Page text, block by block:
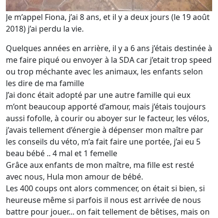
Je m’appel Fiona, j’ai 8 ans, et il y a deux jours (le 19 août
2018) j’ai perdu la vie.
Quelques années en arrière, il y a 6 ans j’étais destinée à
me faire piqué ou envoyer à la SDA car j’etait trop speed
ou trop méchante avec les animaux, les enfants selon
les dire de ma famille
J’ai donc était adopté par une autre famille qui eux
m’ont beaucoup apporté d’amour, mais j’étais toujours
aussi fofolle, à courir ou aboyer sur le facteur, les vélos,
j’avais tellement d’énergie à dépenser mon maître par
les conseils du véto, m’a fait faire une portée, j’ai eu 5
beau bébé .. 4 mal et 1 femelle
Grâce aux enfants de mon maître, ma fille est resté
avec nous, Hula mon amour de bébé.
Les 400 coups ont alors commencer, on était si bien, si
heureuse même si parfois il nous est arrivée de nous
battre pour jouer... on fait tellement de bêtises, mais on